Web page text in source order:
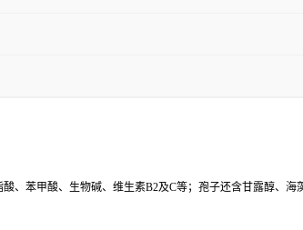
、 苯甲酸、 生物碱、维生素B2及C等；孢子还含甘露醇、海